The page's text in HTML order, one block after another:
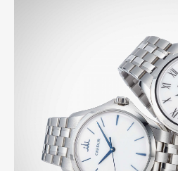
Pen Membership
Official Columnist